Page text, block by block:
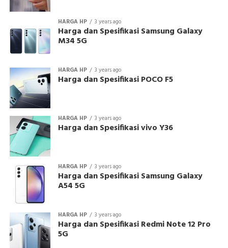
HARGA HP 3 years ago
Harga dan Spesifikasi Samsung Galaxy
M34 5G
HARGA HP 3 years ago
Harga dan Spesifikasi POCO F5
HARGA HP 3 years ago
Harga dan Spesifikasi vivo Y36
HARGA HP 3 years ago
Harga dan Spesifikasi Samsung Galaxy
A54 5G
HARGA HP 3 years ago
Harga dan Spesifikasi Redmi Note 12 Pro
5G